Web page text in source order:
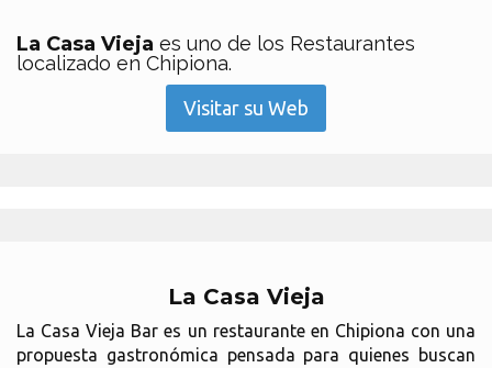
La Casa Vieja es uno de los Restaurantes
localizado en Chipiona.
Visitar su Web
La Casa Vieja
La Casa Vieja Bar es un restaurante en Chipiona con una
propuesta gastronómica pensada para quienes buscan